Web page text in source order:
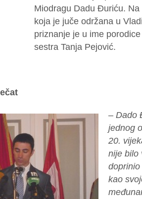
Miodragu Dadu Đuriću.
koja je juče održana u
priznanje je u ime
sestra Tanja Pejović.
–Dado
jednog
20.
nije bilo
kao